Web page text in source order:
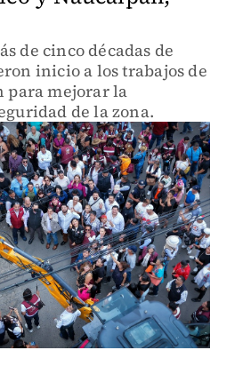
de cinco décadas de
inicio a los trabajos de
mejorar la
de la zona.